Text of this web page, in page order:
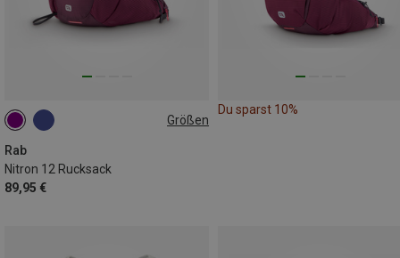
Größen
Rab
Nitron 12 Rucksack
89,95 €
12L
Du sparst 10%